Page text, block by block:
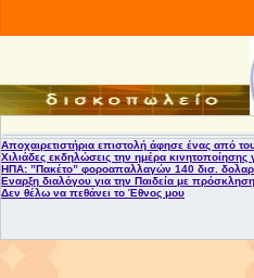
Αποχαιρετιστήρια επιστολή άφησε ένας από
Χιλιάδες εκδηλώσεις την ημέρα
ΗΠΑ: ”Πακέτο” φοροαπαλλαγών 140 δισ.
Εναρξη διαλόγου για την Παιδεία με
Δεν θέλω να πεθάνει το Έθνος μου